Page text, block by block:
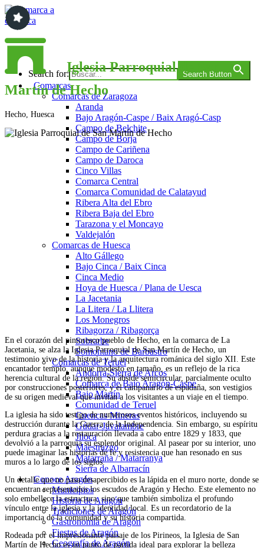
Saltar
al
contenido
Comarca a comarca
Search for: Search Button
Comarcas
Comarcas de Zaragoza
Aranda
Bajo Aragón-Caspe / Baix Aragó-Casp
Campo de Belchite
Campo de Borja
Campo de Cariñena
Campo de Daroca
Cinco Villas
Comarca Central
Comarca Comunidad de Calatayud
Ribera Alta del Ebro
Ribera Baja del Ebro
Tarazona y el Moncayo
Valdejalón
Comarcas de Huesca
Alto Gállego
Bajo Cinca / Baix Cinca
Cinca Medio
Hoya de Huesca / Plana de Uesca
La Jacetania
La Litera / La Llitera
Los Monegros
Ribagorza / Ribagorça
Sobrarbe
Somontano de Barbastro
Comarcas de Teruel
Andorra-Sierra de Arcos
Comarca de Bajo Aragón-Caspe
Bajo Martín
Comunidad de Teruel
Cuencas Mineras
Gúdar-Javalambre
Jiloca
Maestrazgo
Matarraña / Matarranya
Sierra de Albarracín
Conoce Aragón
Municipios
Historia de Aragón
Tradiciones de Aragón
Gastronomía de Aragón
Fiestas de Aragón
Geografía de Aragón
Iglesia Parroquial de San
Martín de Hecho
Hecho, Huesca
En el corazón del pintoresco pueblo de Hecho, en la comarca de La
Jacetania, se alza la Iglesia Parroquial de San Martín de Hecho, un
testimonio vivo de la historia y la arquitectura románica del siglo XII. Este
encantador templo, aunque modesto en tamaño, es un reflejo de la rica
herencia cultural de la región. Su ábside semicircular, parcialmente oculto
por construcciones posteriores, y el campanario de espadaña, son vestigios
de su origen medieval que invitan a los visitantes a un viaje en el tiempo.
La iglesia ha sido testigo de numerosos eventos históricos, incluyendo su
destrucción durante la Guerra de la Independencia. Sin embargo, su espíritu
perdura gracias a la restauración llevada a cabo entre 1829 y 1833, que
devolvió a la parroquia su esplendor original. Al pasear por su interior, uno
puede imaginar las historias de fe y resistencia que han resonado en sus
muros a lo largo de los siglos.
Un detalle que no pasa desapercibido es la lápida en el muro norte, donde se
encuentran representados los escudos de Aragón y Hecho. Este elemento no
solo embellece la estructura, sino que también simboliza el profundo
vínculo entre la iglesia y la identidad local. Es un recordatorio de la
importancia de la comunidad y su historia compartida.
Rodeada por el impresionante paisaje de los Pirineos, la Iglesia de San
Martín de Hecho es un punto de partida ideal para explorar la belleza